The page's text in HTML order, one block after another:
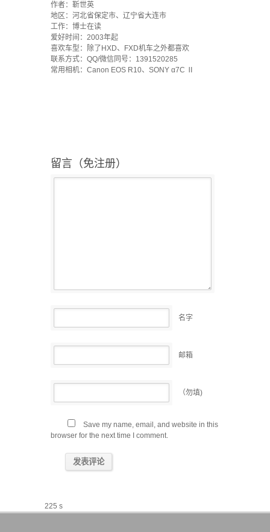
作者：靳世英
地区：河北省保定市、辽宁省大连市
工作：博士在读
爱好时间：2003年起
喜欢车型：除了HXD、FXD机车之外都喜欢
联系方式：QQ/微信同号：1391520285
常用相机：Canon EOS R10、SONY α7C Ⅱ
留言（免注册）
名字
邮箱
（勿填)
Save my name, email, and website in this
browser for the next time I comment.
225 s